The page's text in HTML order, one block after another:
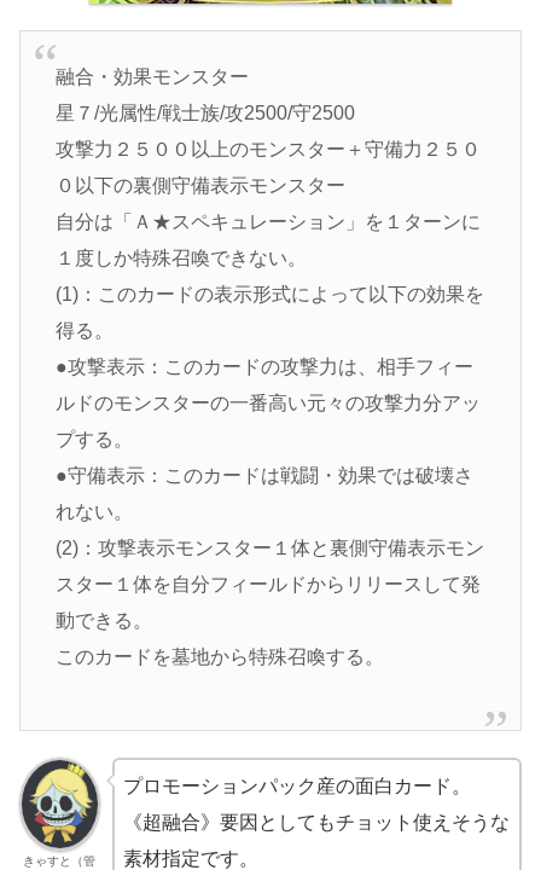
融合・効果モンスター
星７/光属性/戦士族/攻2500/守2500
攻撃力２５００以上のモンスター＋守備力２５０
０以下の裏側守備表示モンスター
自分は「Ａ★スペキュレーション」を１ターンに
１度しか特殊召喚できない。
(1)：このカードの表示形式によって以下の効果を
得る。
●攻撃表示：このカードの攻撃力は、相手フィー
ルドのモンスターの一番高い元々の攻撃力分アッ
プする。
●守備表示：このカードは戦闘・効果では破壊さ
れない。
(2)：攻撃表示モンスター１体と裏側守備表示モン
スター１体を自分フィールドからリリースして発
動できる。
このカードを墓地から特殊召喚する。
きゃすと（管
プロモーションパック産の面白カード。
《超融合》要因としてもチョット使えそうな
素材指定です。